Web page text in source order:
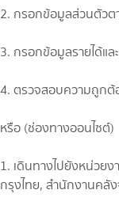
2. กรอกข้อมูลส่วนตัวต
3. กรอกข้อมูลรายได้แ
4. ตรวจสอบความถูก
หรือ (ช่องทางออนไซต์)
1. เดินทางไปยังหน่วย
กรุงไทย, สำนักงานคลั